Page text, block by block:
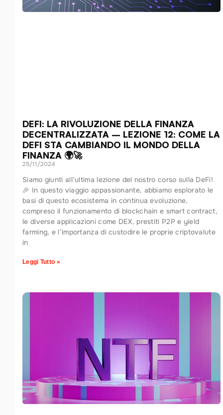
DEFI: LA RIVOLUZIONE DELLA FINANZA
DECENTRALIZZATA – LEZIONE 12: COME LA
DEFI STA CAMBIANDO IL MONDO DELLA
FINANZA 🌍🚀
25/11/2024
Siamo giunti all’ultima lezione del nostro corso sulla DeFi!
🎉 In questo viaggio appassionante, abbiamo esplorato le
basi di questo ecosistema in continua evoluzione,
compreso il funzionamento di blockchain e smart contract,
le diverse applicazioni come DEX, prestiti P2P e yield
farming, e l’importanza di custodire le proprie criptovalute
in
Leggi Tutto »